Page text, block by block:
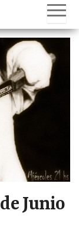
Junio